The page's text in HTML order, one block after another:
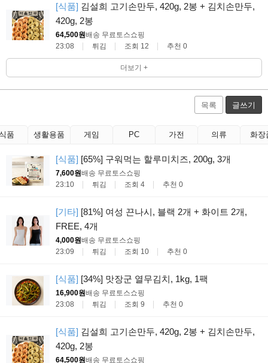
[식품] 김설희 고기손만두, 420g, 2봉 + 김치손만두,
420g, 2봉
64,500원배송 무료토스쇼핑
23:08
튀김 조회 12 추천 0
더보기 +
목록 글쓰기
품 생활용품 게임 PC 가전 의류 화장
[식품] [65%] 구워먹는 할루미치즈, 200g, 3개
7,600원배송 무료토스쇼핑
23:10
튀김 조회 4 추천 0
[기타] [81%] 여성 끈나시, 블랙 2개 + 화이트 2개,
FREE, 4개
4,000원배송 무료토스쇼핑
23:09
튀김 조회 10 추천 0
[식품] [34%] 맛장군 열무김치, 1kg, 1팩
16,900원배송 무료토스쇼핑
23:08
튀김 조회 9 추천 0
[식품] 김설희 고기손만두, 420g, 2봉 + 김치손만두,
420g, 2봉
64,500원배송 무료토스쇼핑